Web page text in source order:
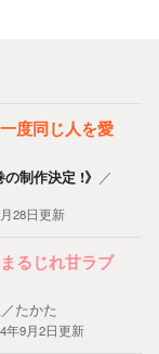
度同じ人を愛
制作決定 !》 ／
28日更新
るじれ甘ラブ
／たかた
年9月2日更新